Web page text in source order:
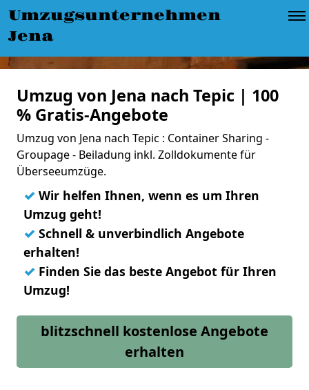
Umzugsunternehmen
Jena
Umzug von Jena nach Tepic | 100
% Gratis-Angebote
Umzug von Jena nach Tepic : Container Sharing -
Groupage - Beiladung inkl. Zolldokumente für
Überseeumzüge.
✓ Wir helfen Ihnen, wenn es um Ihren
Umzug geht!
✓ Schnell & unverbindlich Angebote
erhalten!
✓ Finden Sie das beste Angebot für Ihren
Umzug!
blitzschnell kostenlose Angebote
erhalten